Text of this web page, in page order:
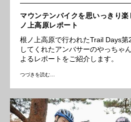
マウンテンバイクを思いっきり
ノ上高原レポート
根ノ上高原で行われたTrail Days第
してくれたアンバサーのやっちゃ
よるレポートをご紹介します。
つづきを読む…